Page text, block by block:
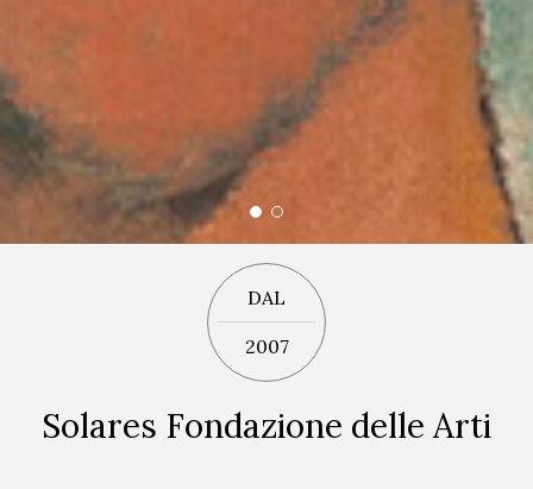
DAL
2007
Solares Fondazione delle Arti